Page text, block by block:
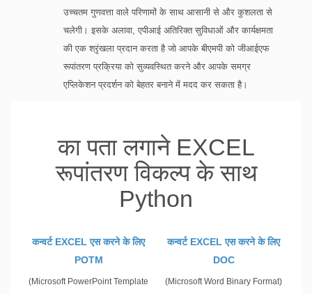
उच्चतम गुणवत्ता वाले परिणामों के साथ आसानी से और कुशलता से
चलेगी। इसके अलावा, एपीआई अतिरिक्त सुविधाओं और कार्यक्षमता
की एक श्रृंखला प्रदान करता है जो आपके बीएमपी को जीआईएफ
रूपांतरण प्रक्रिया को सुव्यवस्थित करने और आपके समग्र
एप्लिकेशन प्रदर्शन को बेहतर बनाने में मदद कर सकता है।
का पता लगाने EXCEL
रूपांतरण विकल्प के साथ
Python
कन्वर्ट EXCEL एस करने के लिए
POTM
(Microsoft PowerPoint Template
कन्वर्ट EXCEL एस करने के लिए
DOC
(Microsoft Word Binary Format)